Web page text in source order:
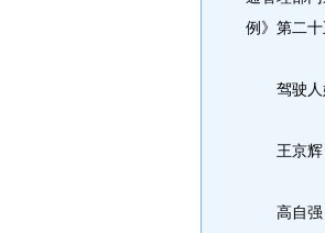
例》第二
驾驶人
王京辉
高自强